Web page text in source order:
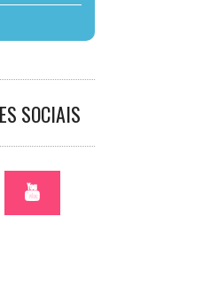
SOCIAIS